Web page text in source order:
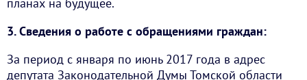
3. Сведения о работе с обращениями граждан:
За период с января по июнь 2017 года в адрес
депутата Законодательной Думы Томской области